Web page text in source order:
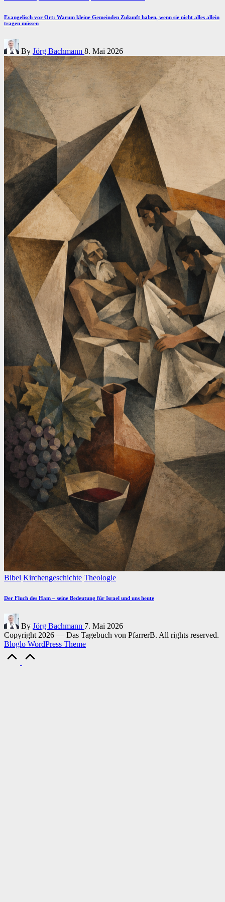
Evangelisch vor Ort: Warum kleine Gemeinden Zukunft haben, wenn sie nicht alles allein
tragen müssen
Posted
by
By Jörg Bachmann 8. Mai 2026
Posted
Bibel Kirchengeschichte Theologie
Der Fluch des Ham – seine Bedeutung für Israel und uns heute
Posted
by
By Jörg Bachmann 7. Mai 2026
Copyright 2026 — Das Tagebuch von PfarrerB. All rights reserved.
Bloglo WordPress Theme